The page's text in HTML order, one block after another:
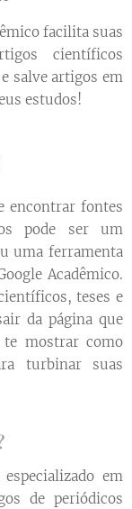
facilita suas
científicos
salve artigos em
estudos!
encontrar fontes
pode ser um
uma ferramenta
Acadêmico.
teses e
da página que
te mostrar como
turbinar suas
em
de periódicos